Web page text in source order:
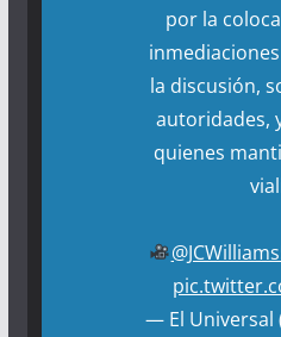
por la
la discusión,
autoridades,
quienes
— El Universal